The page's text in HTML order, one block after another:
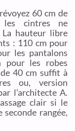
60 cm de
les cintres ne
hauteur libre
: 110 cm pour
les pantalons
pour les robes
40 cm suffit à
ou, version
l’architecte A.
clair si le
rangée,